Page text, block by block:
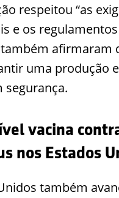
respeitou “as
e os regulamentos
afirmaram
uma produção
segurança.
vacina
nos Estados
também